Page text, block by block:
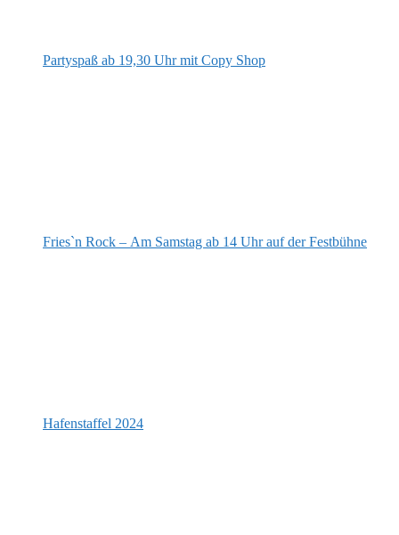
Partyspaß ab 19,30 Uhr mit Copy Shop
Fries`n Rock – Am Samstag ab 14 Uhr auf der Festbühne
Hafenstaffel 2024